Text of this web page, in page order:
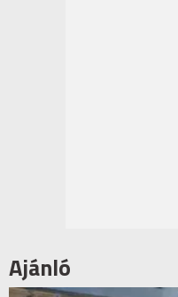
Ajánló